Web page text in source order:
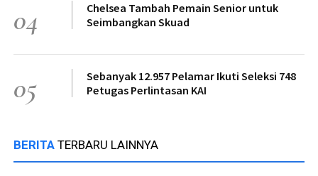
04
Chelsea Tambah Pemain Senior untuk
Seimbangkan Skuad
05
Sebanyak 12.957 Pelamar Ikuti Seleksi 748
Petugas Perlintasan KAI
BERITA TERBARU LAINNYA